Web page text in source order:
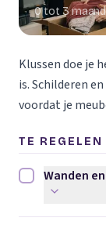
0 tot 3
Klussen doe je
is. Schilderen
voordat je
TE REGELEN
Wanden en
Wanden